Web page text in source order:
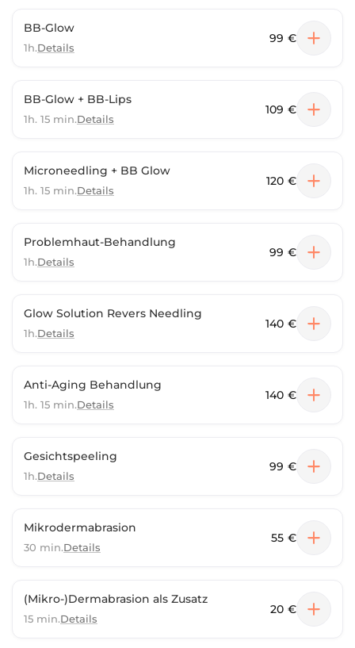
BB-Glow
1h.Details
99 €
BB-Glow + BB-Lips
1h. 15 min.Details
109 €
Microneedling + BB Glow
1h. 15 min.Details
120 €
Problemhaut-Behandlung
1h.Details
99 €
Glow Solution Revers Needling
1h.Details
140 €
Anti-Aging Behandlung
1h. 15 min.Details
140 €
Gesichtspeeling
1h.Details
99 €
Mikrodermabrasion
30 min.Details
55 €
(Mikro-)Dermabrasion als Zusatz
15 min.Details
20 €